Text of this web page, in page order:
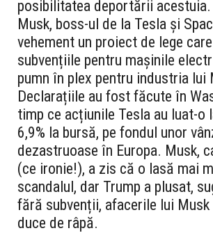
posibilitatea deportării
Musk, boss-ul de la Tesla și
vehement un proiect de lege
subvențiile pentru mașinile
pumn în plex pentru industria lui
Declarațiile au fost făcute în
timp ce acțiunile Tesla au luat-o
6,9% la bursă, pe fondul unor
dezastruoase în Europa. Musk,
(ce ironie!), a zis că o lasă mai
scandalul, dar Trump a plusat,
fără subvenții, afacerile lui Musk
duce de râpă.